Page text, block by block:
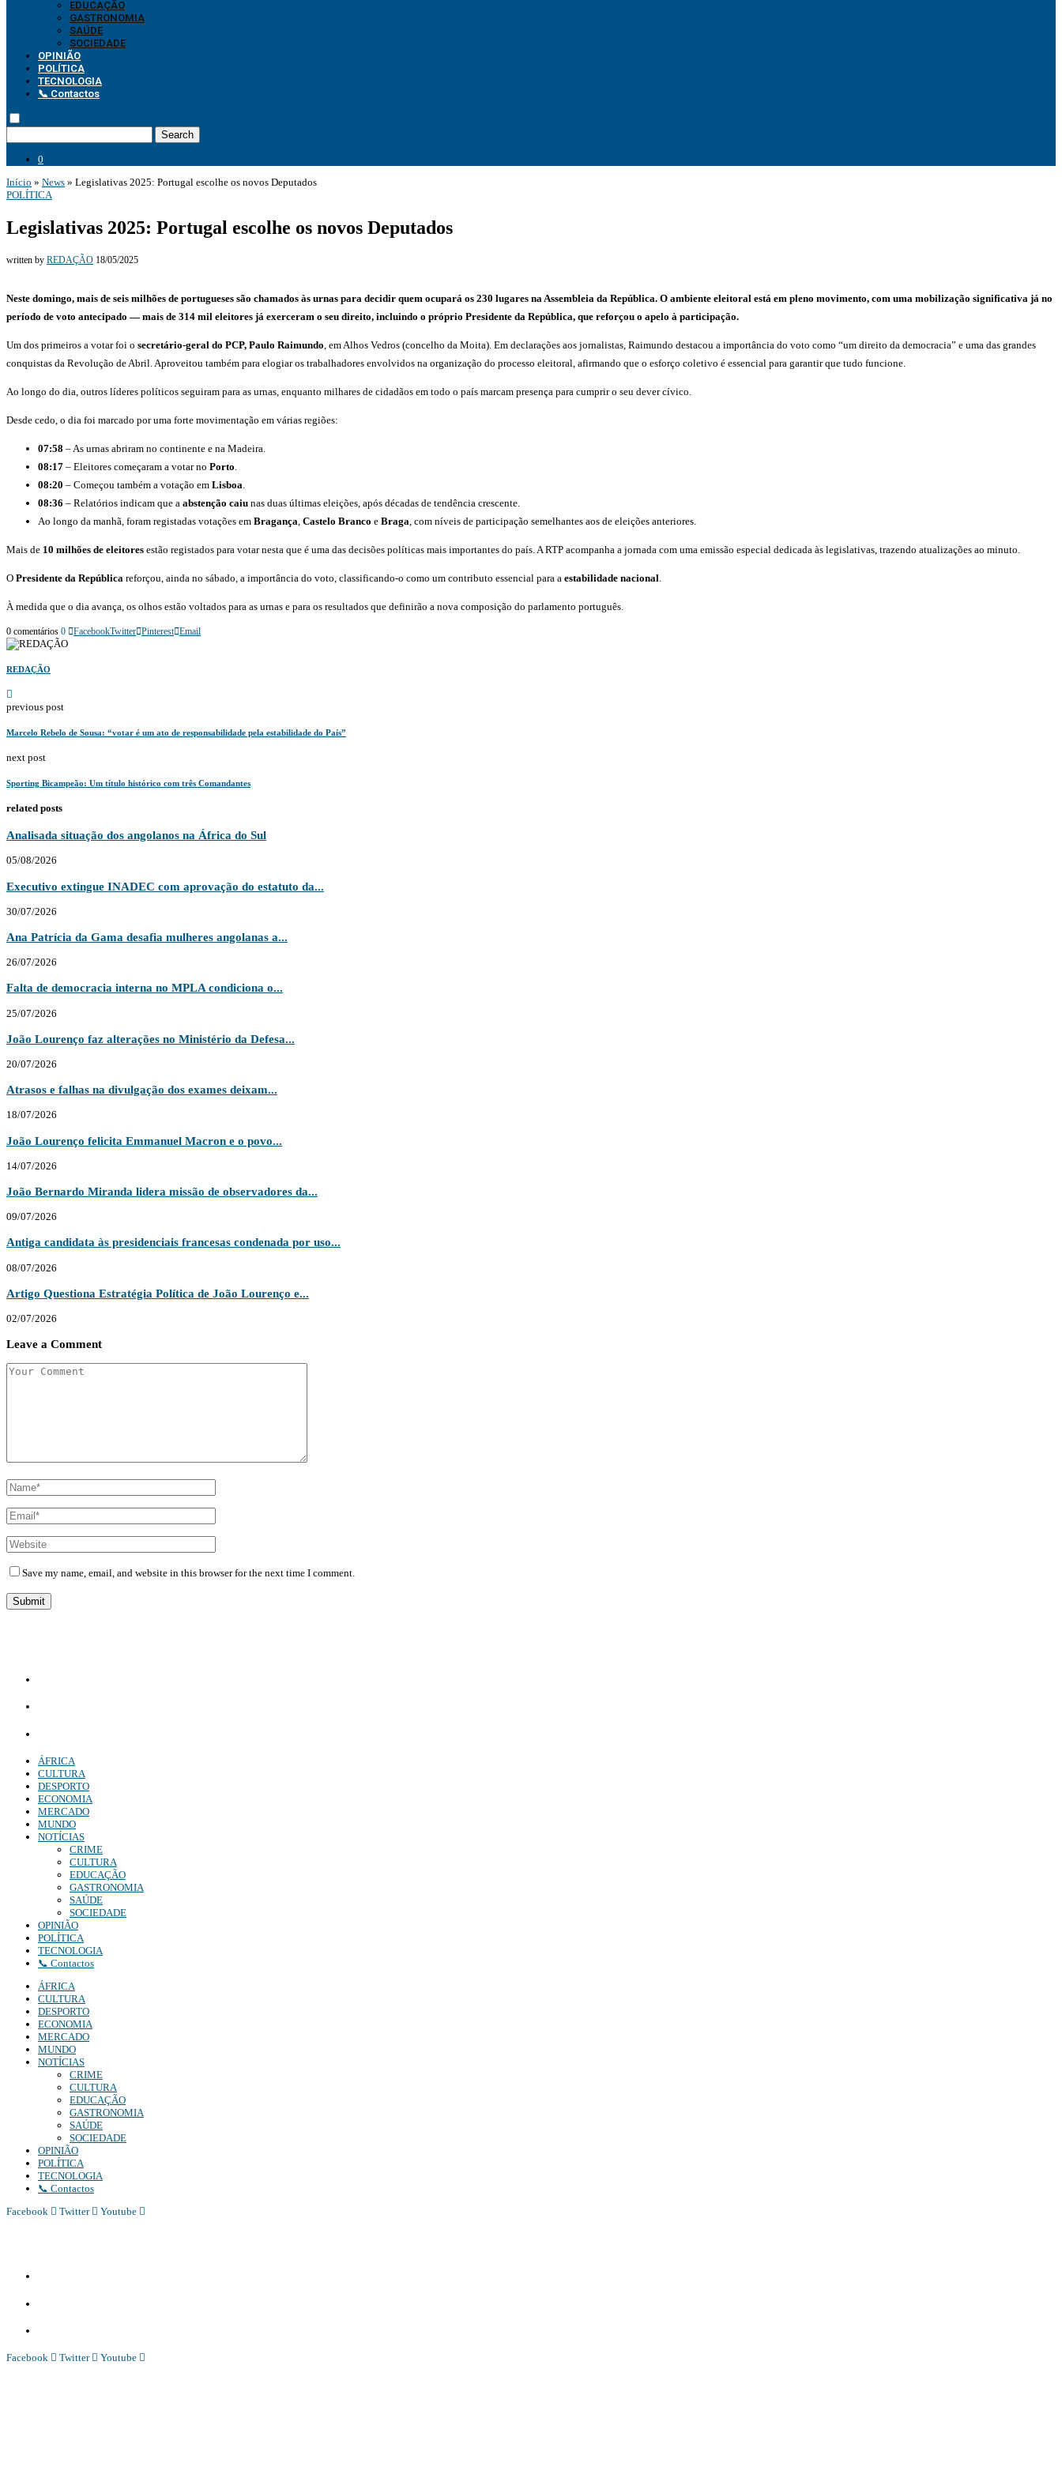
EDUCAÇÃO
GASTRONOMIA
SAÚDE
SOCIEDADE
OPINIÃO
POLÍTICA
TECNOLOGIA
📞 Contactos
Search
0
Início » News » Legislativas 2025: Portugal escolhe os novos Deputados
POLÍTICA
Legislativas 2025: Portugal escolhe os novos Deputados
written by REDAÇÃO 18/05/2025
Neste domingo, mais de seis milhões de portugueses são chamados às urnas para decidir quem ocupará os 230 lugares na Assembleia da República. O ambiente eleitoral está em pleno movimento, com uma mobilização significativa já no
período de voto antecipado — mais de 314 mil eleitores já exerceram o seu direito, incluindo o próprio Presidente da República, que reforçou o apelo à participação.
Um dos primeiros a votar foi o secretário-geral do PCP, Paulo Raimundo , em Alhos Vedros (concelho da Moita). Em declarações aos jornalistas, Raimundo destacou a importância do voto como “um direito da democracia” e uma das grandes
conquistas da Revolução de Abril. Aproveitou também para elogiar os trabalhadores envolvidos na organização do processo eleitoral, afirmando que o esforço coletivo é essencial para garantir que tudo funcione.
Ao longo do dia, outros líderes políticos seguiram para as urnas, enquanto milhares de cidadãos em todo o país marcam presença para cumprir o seu dever cívico.
Desde cedo, o dia foi marcado por uma forte movimentação em várias regiões:
07:58 – As urnas abriram no continente e na Madeira.
08:17 – Eleitores começaram a votar no Porto
08:20 – Começou também a votação em Lisboa
08:36 – Relatórios indicam que a abstenção caiu nas duas últimas eleições, após décadas de tendência crescente.
Ao longo da manhã, foram registadas votações em Bragança Castelo Branco e Braga , com níveis de participação semelhantes aos de eleições anteriores.
Mais de 10 milhões de eleitores estão registados para votar nesta que é uma das decisões políticas mais importantes do país. A RTP acompanha a jornada com uma emissão especial dedicada às legislativas, trazendo atualizações ao minuto.
O Presidente da República reforçou, ainda no sábado, a importância do voto, classificando-o como um contributo essencial para a estabilidade nacional
À medida que o dia avança, os olhos estão voltados para as urnas e para os resultados que definirão a nova composição do parlamento português.
0 comentários 0 FacebookTwitter Pinterest Email
REDAÇÃO
previous post
Marcelo Rebelo de Sousa: “votar é um ato de responsabilidade pela estabilidade do País”
next post
Sporting Bicampeão: Um título histórico com três Comandantes
related posts
Analisada situação dos angolanos na África do Sul
05/08/2026
Executivo extingue INADEC com aprovação do estatuto da...
30/07/2026
Ana Patrícia da Gama desafia mulheres angolanas a...
26/07/2026
Falta de democracia interna no MPLA condiciona o...
25/07/2026
João Lourenço faz alterações no Ministério da Defesa...
20/07/2026
Atrasos e falhas na divulgação dos exames deixam...
18/07/2026
João Lourenço felicita Emmanuel Macron e o povo...
14/07/2026
João Bernardo Miranda lidera missão de observadores da...
09/07/2026
Antiga candidata às presidenciais francesas condenada por uso...
08/07/2026
Artigo Questiona Estratégia Política de João Lourenço e...
02/07/2026
Leave a Comment
Save my name, email, and website in this browser for the next time I comment.
ÁFRICA
CULTURA
DESPORTO
ECONOMIA
MERCADO
MUNDO
NOTÍCIAS
CRIME
CULTURA
EDUCAÇÃO
GASTRONOMIA
SAÚDE
SOCIEDADE
OPINIÃO
POLÍTICA
TECNOLOGIA
📞 Contactos
ÁFRICA
CULTURA
DESPORTO
ECONOMIA
MERCADO
MUNDO
NOTÍCIAS
CRIME
CULTURA
EDUCAÇÃO
GASTRONOMIA
SAÚDE
SOCIEDADE
OPINIÃO
POLÍTICA
TECNOLOGIA
📞 Contactos
Facebook
Twitter Youtube
Facebook Twitter Youtube